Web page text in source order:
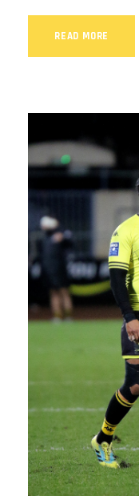
READ MORE